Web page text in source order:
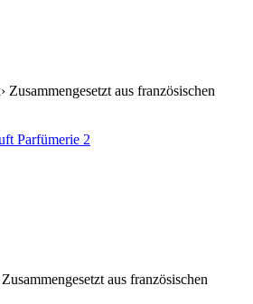
aus französischen
aus französischen